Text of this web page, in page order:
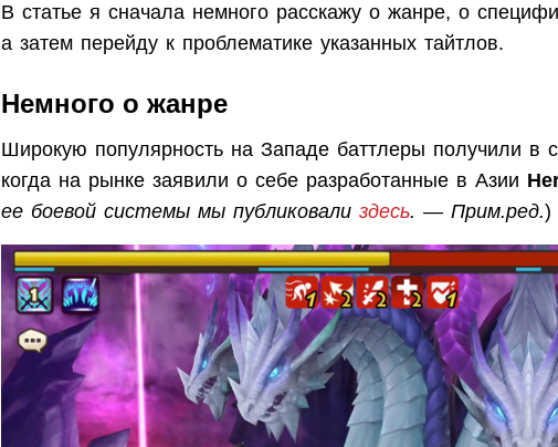
В статье я сначала немного расскажу о жанре, о
а затем перейду к проблематике указанных тайтлов.
Немного о жанре
Широкую популярность на Западе баттлеры получили в
когда на рынке заявили о себе разработанные в Азии
ее боевой системы мы публиковали здесь. — Прим.ред.)